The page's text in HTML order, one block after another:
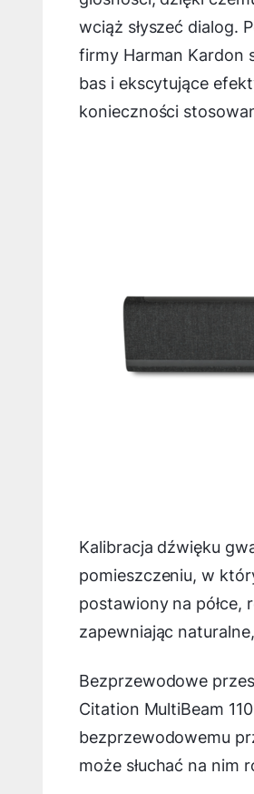
wciąż słyszeć dialog.
firmy Harman Kardon
bas i ekscytujące
konieczności
Kalibracja dźwięku
pomieszczeniu, w
postawiony na
zapewniając
Bezprzewodowe
Citation MultiBeam
bezprzewodowemu
może słuchać na nim